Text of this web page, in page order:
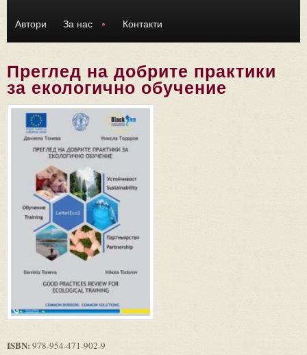
Автори За нас Контакти
Преглед на добрите практики
за екологично обучение
ISBN: 978-954-471-902-9